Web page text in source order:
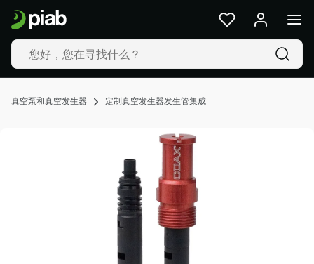
真空泵和真空发生器 定制真空发生器发生管集成
产
品
及
解
决
案